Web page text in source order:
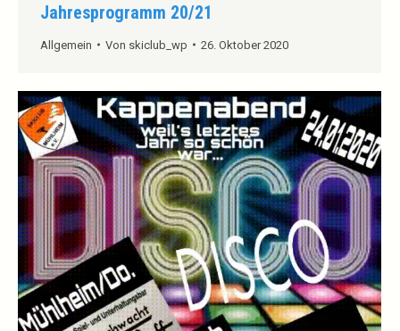
Jahresprogramm 20/21
Allgemein Von skiclub_wp 26. Oktober 2020